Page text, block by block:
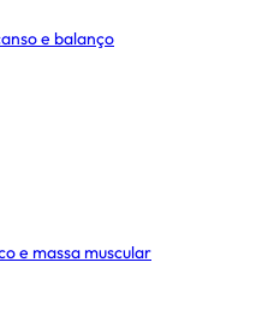
e balanço
e massa muscular